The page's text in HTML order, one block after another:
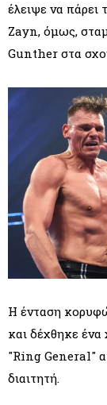
έλειψε να πάρει
Zayn, όμως,
Gunther στα
Η ένταση
και δέχθηκε
"Ring General"
διαιτητή.